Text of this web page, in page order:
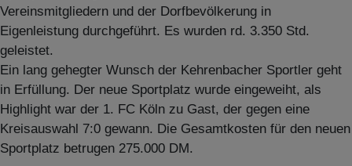
Vereinsmitgliedern und der Dorfbevölkerung in
Eigenleistung durchgeführt. Es wurden rd. 3.350 Std.
geleistet.
Ein lang gehegter Wunsch der Kehrenbacher Sportler geht
in Erfüllung. Der neue Sportplatz wurde eingeweiht, als
Highlight war der 1. FC Köln zu Gast, der gegen eine
Kreisauswahl 7:0 gewann. Die Gesamtkosten für den neuen
Sportplatz betrugen 275.000 DM.